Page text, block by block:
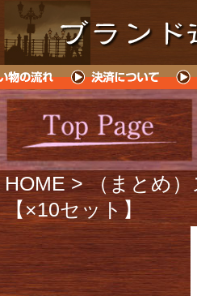
HOME > （まとめ
【×10セット】